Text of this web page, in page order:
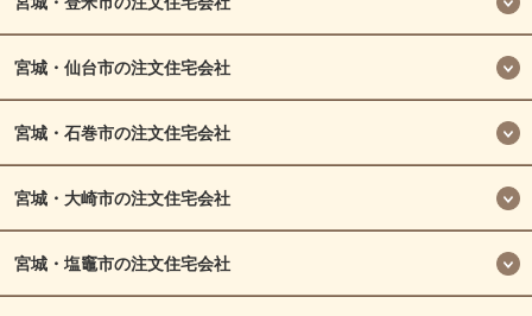
宮城・仙台市の注文住宅会社
宮城・石巻市の注文住宅会社
宮城・大崎市の注文住宅会社
宮城・塩竈市の注文住宅会社